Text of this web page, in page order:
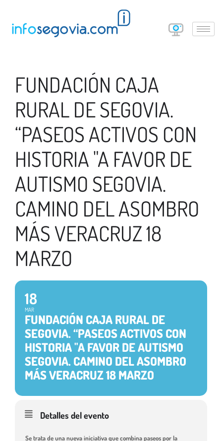
FUNDACIÓN CAJA
RURAL DE SEGOVIA.
“PASEOS ACTIVOS CON
HISTORIA "A FAVOR DE
AUTISMO SEGOVIA.
CAMINO DEL ASOMBRO
MÁS VERACRUZ 18
MARZO
18
MAR
FUNDACIÓN CAJA RURAL DE
SEGOVIA. “PASEOS ACTIVOS CON
HISTORIA "A FAVOR DE AUTISMO
SEGOVIA. CAMINO DEL ASOMBRO
MÁS VERACRUZ 18 MARZO
Detalles del evento
Se trata de una nueva iniciativa que combina paseos por la